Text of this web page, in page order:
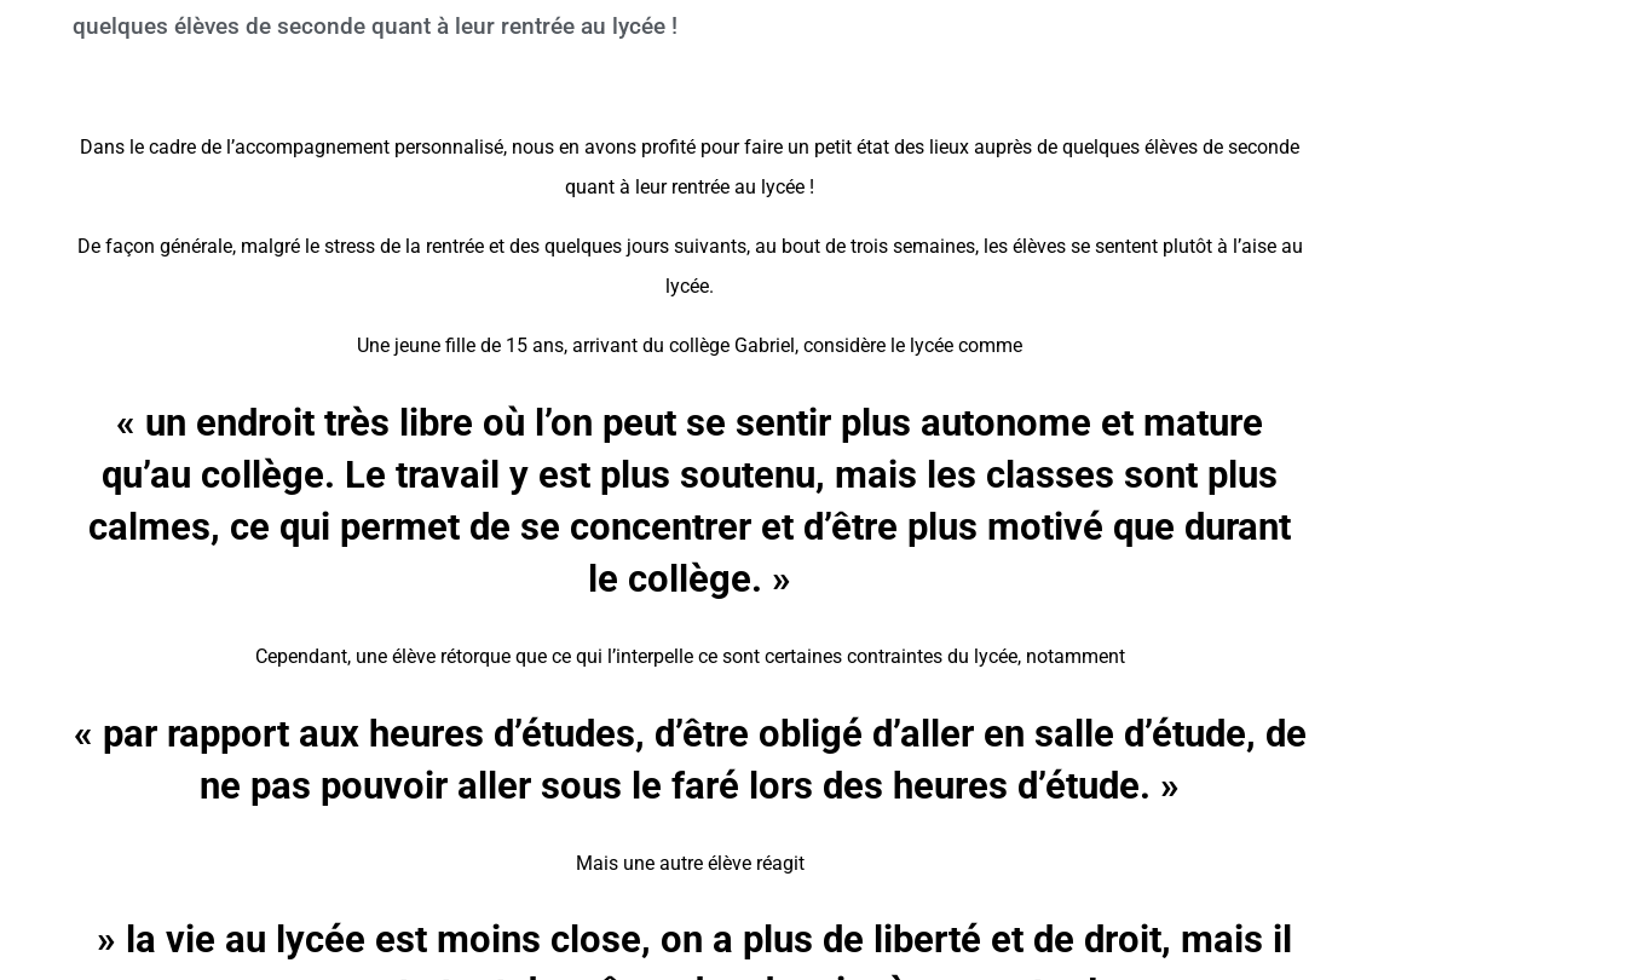
quelques élèves de seconde quant à leur rentrée au lycée !
Dans le cadre de l’accompagnement personnalisé, nous en avons profité pour faire un petit état des lieux auprès de quelques élèves de seconde
quant à leur rentrée au lycée !
De façon générale, malgré le stress de la rentrée et des quelques jours suivants, au bout de trois semaines, les élèves se sentent plutôt à l’aise au
lycée.
Une jeune fille de 15 ans, arrivant du collège Gabriel, considère le lycée comme
« un endroit très libre où l’on peut se sentir plus autonome et mature
qu’au collège. Le travail y est plus soutenu, mais les classes sont plus
calmes, ce qui permet de se concentrer et d’être plus motivé que durant
le collège. »
Cependant, une élève rétorque que ce qui l’interpelle ce sont certaines contraintes du lycée, notamment
« par rapport aux heures d’études, d’être obligé d’aller en salle d’étude, de
ne pas pouvoir aller sous le faré lors des heures d’étude. »
Mais une autre élève réagit
» la vie au lycée est moins close, on a plus de liberté et de droit, mais il